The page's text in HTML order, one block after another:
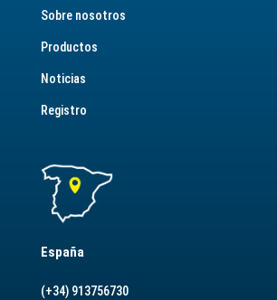
Sobre nosotros
Productos
Noticias
Registro
España
(+34) 913756730